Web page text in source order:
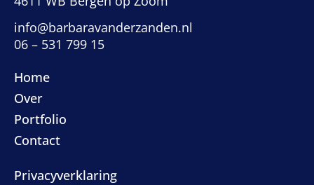
info@barbaravanderzanden.nl
06 – 531 799 15
Home
Over
Portfolio
Contact
Privacyverklaring